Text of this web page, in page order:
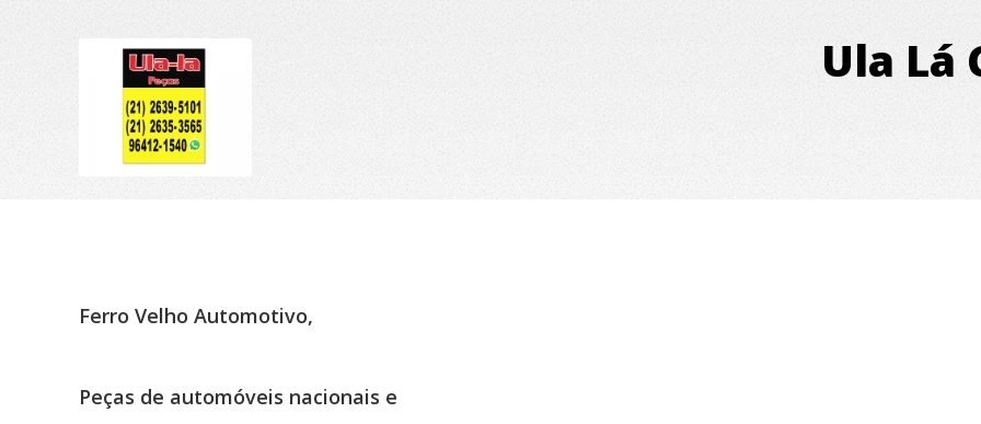
Ula Lá
Ferro Velho Automotivo,
Peças de automóveis nacionais e